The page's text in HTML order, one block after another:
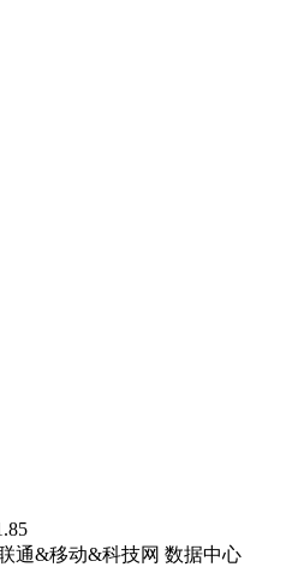
通&移动&科技网 数据中心